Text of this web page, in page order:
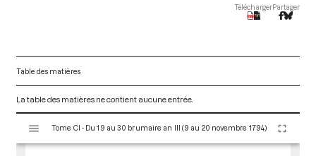
TéléchargerPartager
Table des matières
La table des matières ne contient aucune entrée.
s
Tome CI - Du 19 au 30 brumaire an III (9 au 20 novembre 1794)